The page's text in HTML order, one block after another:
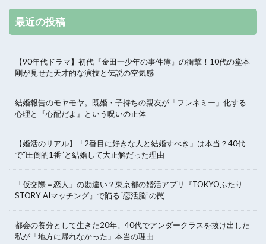
最近の投稿
【90年代ドラマ】初代『金田一少年の事件簿』の衝撃！10代の堂本
剛が見せた天才的な演技と伝説の空気感
結婚報告のモヤモヤ。既婚・子持ちの親友が「フレネミー」化する
心理と『心配だよ』という呪いの正体
【婚活のリアル】「2番目に好きな人と結婚すべき」は本当？40代
で“圧倒的1番”と結婚して大正解だった理由
「仮交際＝恋人」の勘違い？東京都の婚活アプリ『TOKYOふたり
STORY AIマッチング』で陥る“恋活脳”の罠
都会の養分として生きた20年。40代でアンダークラスを抜け出した
私が「地方に帰れなかった」本当の理由